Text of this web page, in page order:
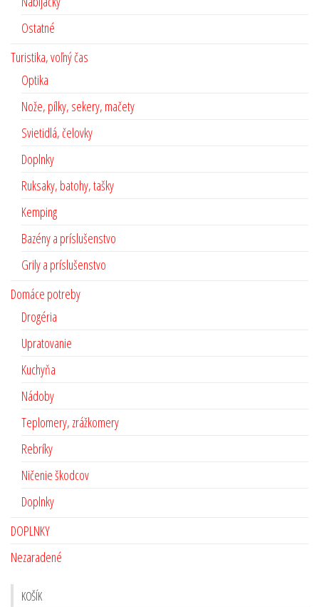
Ostatné
Turistika, voľný čas
Optika
Nože, pílky, sekery, mačety
Svietidlá, čelovky
Doplnky
Ruksaky, batohy, tašky
Kemping
Bazény a príslušenstvo
Grily a príslušenstvo
Domáce potreby
Drogéria
Upratovanie
Kuchyňa
Nádoby
Teplomery, zrážkomery
Rebríky
Ničenie škodcov
Doplnky
DOPLNKY
Nezaradené
KOŠÍK